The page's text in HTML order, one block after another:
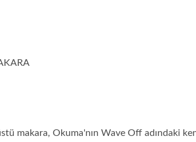
makara, Okuma'nın Wave Off adındaki